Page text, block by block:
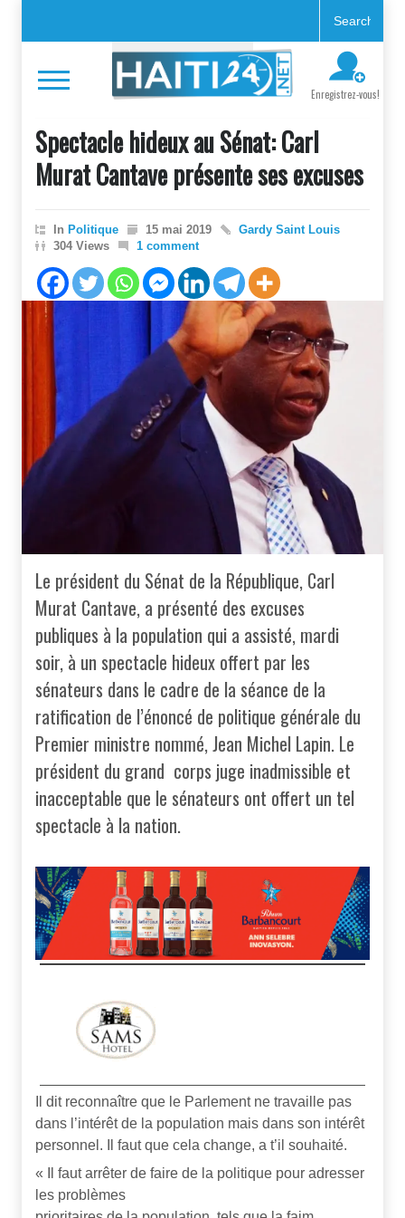
Enregistrez-vous!
Spectacle hideux au Sénat: Carl
Murat Cantave présente ses excuses
In Politique 15 mai 2019
Gardy Saint Louis
304 Views
1 comment
Le président du Sénat de la République, Carl
Murat Cantave, a présenté des excuses
publiques à la population qui a assisté, mardi
soir, à un spectacle hideux offert par les
sénateurs dans le cadre de la séance de la
ratification de l’énoncé de politique générale du
Premier ministre nommé, Jean Michel Lapin. Le
président du grand corps juge inadmissible et
inacceptable que le sénateurs ont offert un tel
spectacle à la nation.
Il dit reconnaître que le Parlement ne travaille pas
dans l’intérêt de la population mais dans son intérêt
personnel. Il faut que cela change, a t’il souhaité.
« Il faut arrêter de faire de la politique pour adresser
les problèmes